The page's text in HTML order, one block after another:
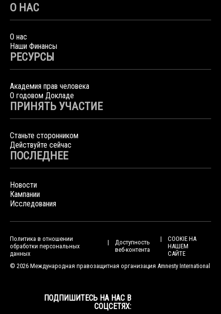
О НАС
О нас
Наши Финансы
РЕСУРСЫ
Академия прав человека
О годовом Докладе
ПРИНЯТЬ УЧАСТИЕ
Станьте сторонником
Действуйте сейчас
ПОСЛЕДНЕЕ
Новости
Кампании
Исследования
Политика в отношении
обработки персональных
данных
Доступность
веб-контента
COOKIE НА
НАШЕМ
САЙТЕ
© 2026 Международная правозащитная организация Amnesty International
ПОДПИШИТЕСЬ НА НАС В
СОЦСЕТЯХ: